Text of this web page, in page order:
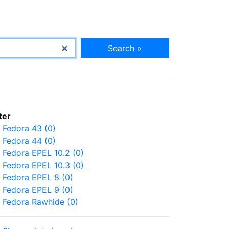
Search »
Fedora 43 (0)
Fedora 44 (0)
Fedora EPEL 10.2 (0)
Fedora EPEL 10.3 (0)
Fedora EPEL 8 (0)
Fedora EPEL 9 (0)
Fedora Rawhide (0)